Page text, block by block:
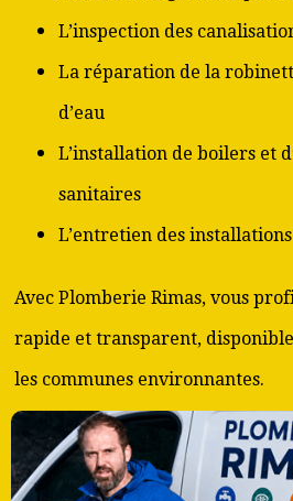
L’inspection des
La réparation de la
d’eau
L’installation de boilers et
sanitaires
L’entretien des
Avec Plomberie Rimas, vous
rapide et transparent,
les communes environnantes.